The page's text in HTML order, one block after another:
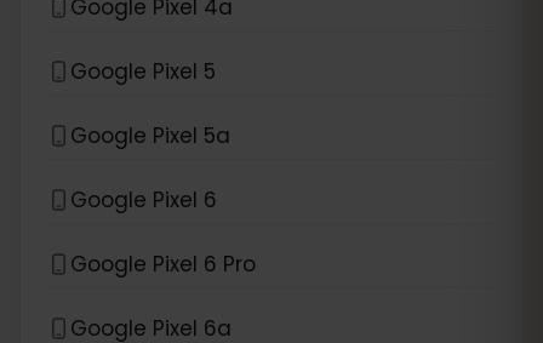
Google Pixel 4a
Google Pixel 5
Google Pixel 5a
Google Pixel 6
Google Pixel 6 Pro
Google Pixel 6a